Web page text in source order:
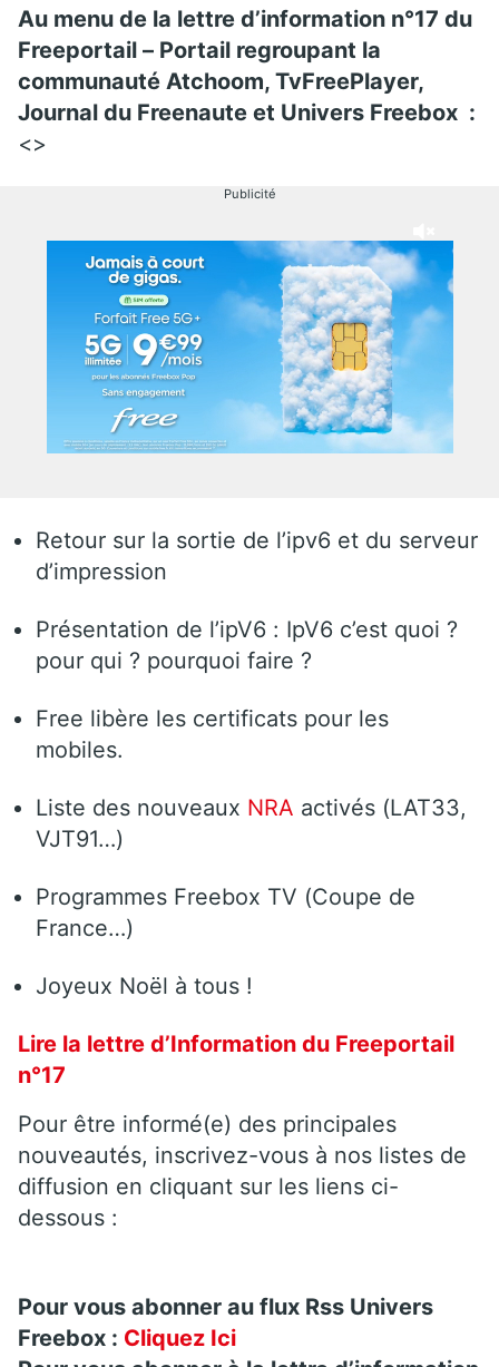
Au menu de la lettre d’information n°17 du
Freeportail – Portail regroupant la
communauté Atchoom, TvFreePlayer,
Journal du Freenaute et Univers Freebox :
<>
Publicité
Retour sur la sortie de l’ipv6 et du serveur
d’impression
Présentation de l’ipV6 : IpV6 c’est quoi ?
pour qui ? pourquoi faire ?
Free libère les certificats pour les
mobiles.
Liste des nouveaux NRA activés (LAT33,
VJT91…)
Programmes Freebox TV (Coupe de
France…)
Joyeux Noël à tous !
Lire la lettre d’Information du Freeportail
n°17
Pour être informé(e) des principales
nouveautés, inscrivez-vous à nos listes de
diffusion en cliquant sur les liens ci-
dessous :
Pour vous abonner au flux Rss Univers
Freebox : Cliquez Ici